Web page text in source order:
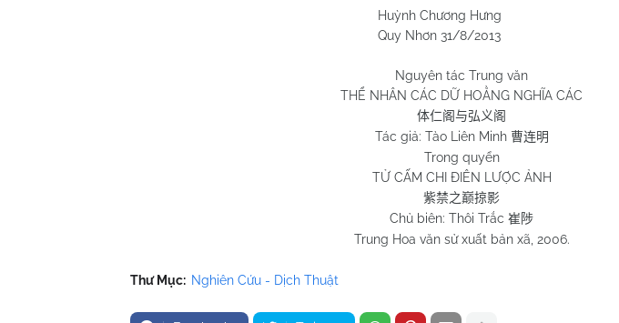
Huỳnh Chương Hưng
Quy Nhơn 31/8/2013
Nguyên tác Trung văn
THỂ NHÂN CÁC DỮ HOẰNG NGHĨA CÁC
体仁阁与弘义阁
Tác giả: Tào Liên Minh 曹连明
Trong quyển
TỬ CẤM CHI ĐIÊN LƯỢC ẢNH
紫禁之巅掠影
Chủ biên: Thôi Trắc 崔陟
Trung Hoa văn sử xuất bản xã, 2006.
Thư Mục: Nghiên Cứu - Dịch Thuật